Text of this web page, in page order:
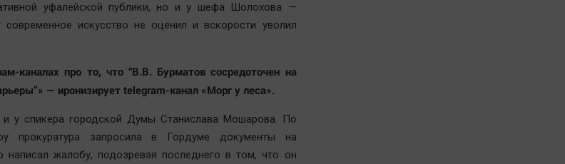
уфалейской публики, но и у шефа Шолохова —
искусство не оценил и вскорости уволил
каналах про то, что “В.В. Бурматов сосредоточен на
— иронизирует telegram-канал «Морг у леса».
у спикера городской Думы Станислава Мошарова. По
прокуратура запросила в Гордуме документы на
написал жалобу, подозревая последнего в том, что он